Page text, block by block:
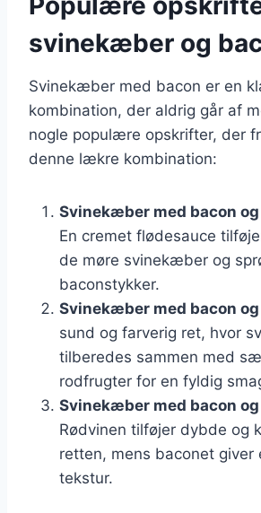
svinekæber og
Svinekæber med bacon er en
kombination, der aldrig går af
nogle populære opskrifter, der
denne lækre kombination:
Svinekæber med bacon
En cremet flødesauce
de møre svinekæber og
baconstykker.
Svinekæber med bacon
sund og farverig ret, hvor
tilberedes sammen med
rodfrugter for en fyldig
Svinekæber med bacon
Rødvinen tilføjer dybde og
retten, mens baconet giver
tekstur.